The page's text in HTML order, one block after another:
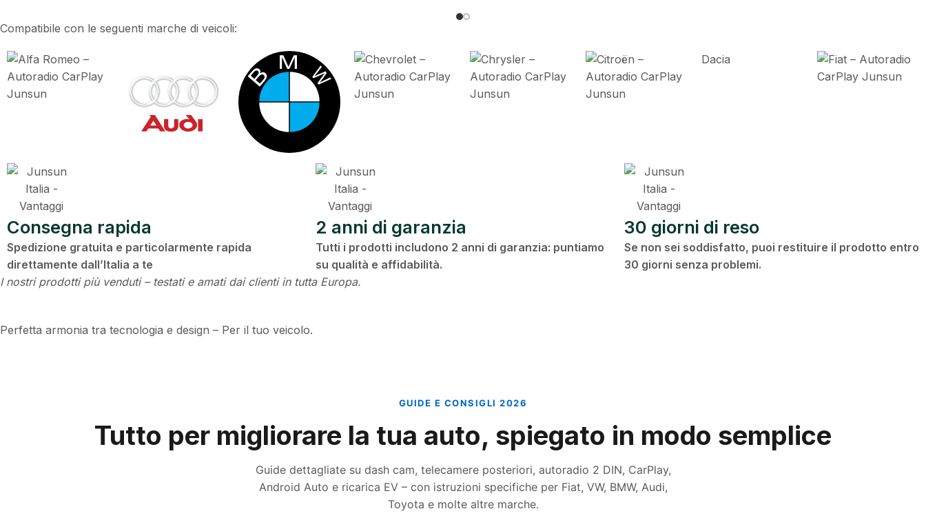
Compatibile con le seguenti marche di veicoli:
Consegna rapida
Spedizione gratuita e particolarmente rapida
direttamente dall’Italia a te
2 anni di garanzia
Tutti i prodotti includono 2 anni di garanzia: puntiamo
su qualità e affidabilità.
30 giorni di reso
Se non sei soddisfatto, puoi restituire il prodotto entro
30 giorni senza problemi.
I nostri prodotti più venduti – testati e amati dai clienti in tutta Europa.
Perfetta armonia tra tecnologia e design – Per il tuo veicolo.
GUIDE E CONSIGLI 2026
Tutto per migliorare la tua auto, spiegato in modo semplice
Guide dettagliate su dash cam, telecamere posteriori, autoradio 2 DIN, CarPlay,
Android Auto e ricarica EV – con istruzioni specifiche per Fiat, VW, BMW, Audi,
Toyota e molte altre marche.